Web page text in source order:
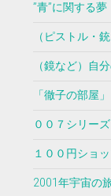
”青”に関する夢
（ピストル・
（鏡など）自
「徹子の部屋」
００７シリーズ
１００円ショ
2001年宇宙の